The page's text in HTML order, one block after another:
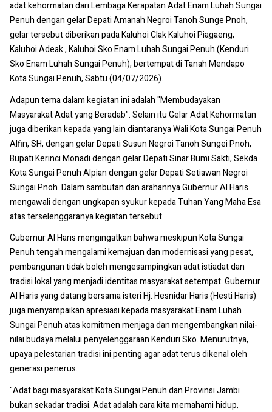
adat kehormatan dari Lembaga Kerapatan Adat Enam Luhah Sungai
Penuh dengan gelar Depati Amanah Negroi Tanoh Sunge Pnoh,
gelar tersebut diberikan pada Kaluhoi Clak Kaluhoi Piagaeng,
Kaluhoi Adeak , Kaluhoi Sko Enam Luhah Sungai Penuh (Kenduri
Sko Enam Luhah Sungai Penuh), bertempat di Tanah Mendapo
Kota Sungai Penuh, Sabtu (04/07/2026).
Adapun tema dalam kegiatan ini adalah "Membudayakan
Masyarakat Adat yang Beradab". Selain itu Gelar Adat Kehormatan
juga diberikan kepada yang lain diantaranya Wali Kota Sungai Penuh
Alfin, SH, dengan gelar Depati Susun Negroi Tanoh Sungei Pnoh,
Bupati Kerinci Monadi dengan gelar Depati Sinar Bumi Sakti, Sekda
Kota Sungai Penuh Alpian dengan gelar Depati Setiawan Negroi
Sungai Pnoh. Dalam sambutan dan arahannya Gubernur Al Haris
mengawali dengan ungkapan syukur kepada Tuhan Yang Maha Esa
atas terselenggaranya kegiatan tersebut.
Gubernur Al Haris mengingatkan bahwa meskipun Kota Sungai
Penuh tengah mengalami kemajuan dan modernisasi yang pesat,
pembangunan tidak boleh mengesampingkan adat istiadat dan
tradisi lokal yang menjadi identitas masyarakat setempat. Gubernur
Al Haris yang datang bersama isteri Hj. Hesnidar Haris (Hesti Haris)
juga menyampaikan apresiasi kepada masyarakat Enam Luhah
Sungai Penuh atas komitmen menjaga dan mengembangkan nilai-
nilai budaya melalui penyelenggaraan Kenduri Sko. Menurutnya,
upaya pelestarian tradisi ini penting agar adat terus dikenal oleh
generasi penerus.
"Adat bagi masyarakat Kota Sungai Penuh dan Provinsi Jambi
bukan sekadar tradisi. Adat adalah cara kita memahami hidup,